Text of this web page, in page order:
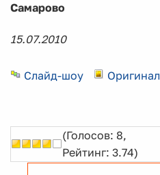
Самарово
15.07.2010
Слайд-шоу Оригинал
(Голосов: 8,
Рейтинг: 3.74)